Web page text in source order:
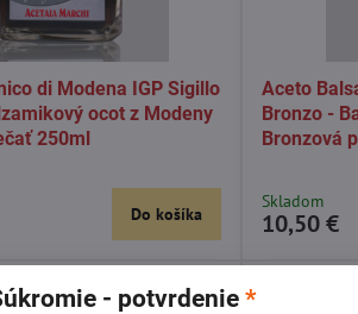
di Modena IGP Sigillo
ocot z Modeny
250ml
Do košíka
Aceto
Bronzo -
Bronzová
Skladom
10,50 €
- potvrdenie *